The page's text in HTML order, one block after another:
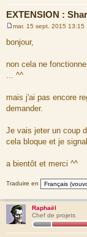
EXTENSION :
s
g
e
mar. 15 sept. 2015 13:15
bonjour,
non cela ne
... ^^
mais j'ai pas encore
demander.
Je vais jeter un coup
cela bloque et je
a bientôt et merci ^^
Traduire en
Raphaël
Chef de projets